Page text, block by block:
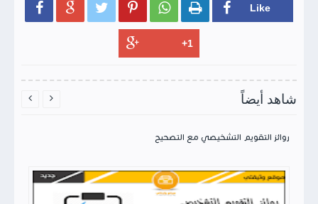
     
شاهد أيضاً
روائز التقويم التشخيصي مع التصحيح
 